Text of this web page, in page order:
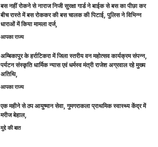
बस नहीं रोकने से नाराज निजी सुरक्षा गार्ड ने बाईक से बस का पीछा कर
बीच रास्ते में बस रोककर की बस चालक की पिटाई, पुलिस ने विभिन्न
धाराओं में किया मामला दर्ज,
आपका राज्य
अम्बिकापुर के हर्राटिकरा में जिला स्तरीय वन महोत्सव कार्यक्रम संपन्न,
पर्यटन संस्कृति धार्मिक न्यास एवं धर्मस्व मंत्री राजेश अग्रवाल रहे मुख्य
अतिथि,
आपका राज्य
एक महीने से ठप आयुष्मान सेवा, गुमगराकला प्राथमिक स्वास्थ्य केंद्र में
मरीज बेहाल,
मुद्दे की बात